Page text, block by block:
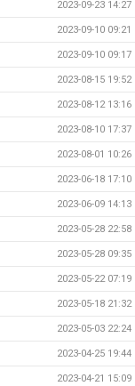
2023-09-23 14:27
2023-09-10 09:21
2023-09-10 09:17
2023-08-15 19:52
2023-08-12 13:16
2023-08-10 17:37
2023-08-01 10:26
2023-06-18 17:10
2023-06-09 14:13
2023-05-28 22:58
2023-05-28 09:35
2023-05-22 07:19
2023-05-18 21:32
2023-05-03 22:24
2023-04-25 19:44
2023-04-21 15:09